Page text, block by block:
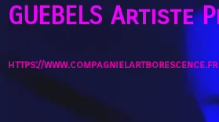
GUEBELS Artiste
https://www.compagnielartborescence.fr